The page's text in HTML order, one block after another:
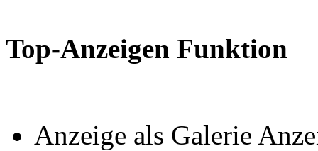
Top-Anzeigen Funktion
Anzeige als Galerie